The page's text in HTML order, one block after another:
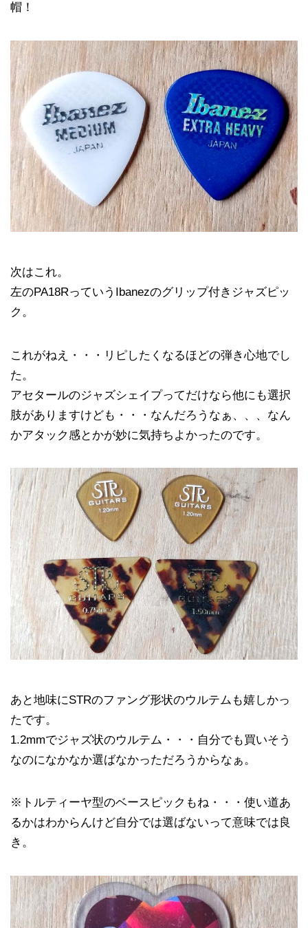
帽！
次はこれ。
左のPA18RっていうIbanezのグリップ付きジャズピッ
ク。
これがねえ・・・リピしたくなるほどの弾き心地でし
た。
アセタールのジャズシェイプってだけなら他にも選択
肢がありますけども・・・なんだろうなぁ、、、なん
かアタック感とかが妙に気持ちよかったのです。
あと地味にSTRのファング形状のウルテムも嬉しかっ
たです。
1.2mmでジャズ状のウルテム・・・自分でも買いそう
なのになかなか選ばなかっただろうからなぁ。
※トルティーヤ型のベースピックもね・・・使い道あ
るかはわからんけど自分では選ばないって意味では良
き。